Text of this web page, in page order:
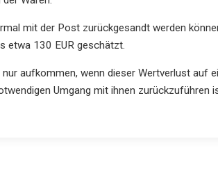
mit der Post zurückgesandt werden
etwa 130 EUR geschätzt.
aufkommen, wenn dieser Wertverlust auf
Umgang mit ihnen zurückzuführen